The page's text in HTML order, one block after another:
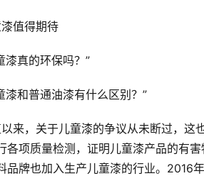
漆值得期待
漆真的环保吗？”
漆和普通油漆有什么区别？”
以来，关于儿童漆的争议从未断过，
各项质量检测，证明儿童漆产品的有
品牌也加入生产儿童漆的行业。 2016